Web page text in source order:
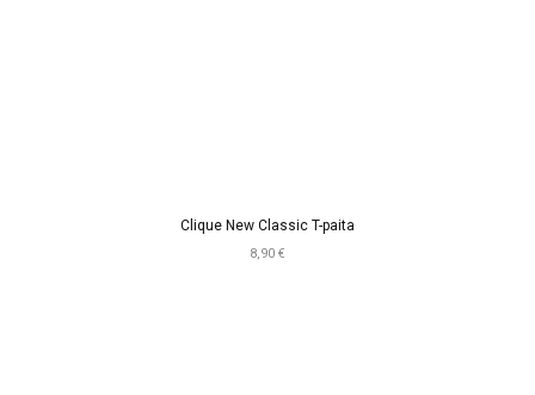
Clique New Classic T-paita
8,90 €